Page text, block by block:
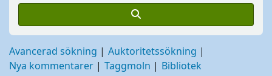
Avancerad sökning
Auktoritetssökning
Nya kommentarer
Taggmoln Bibliotek